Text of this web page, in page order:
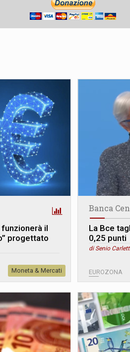
il
progettato
Moneta & Mercati
Banca
La Bce
0,25 punti
di Senio
EUROZONA